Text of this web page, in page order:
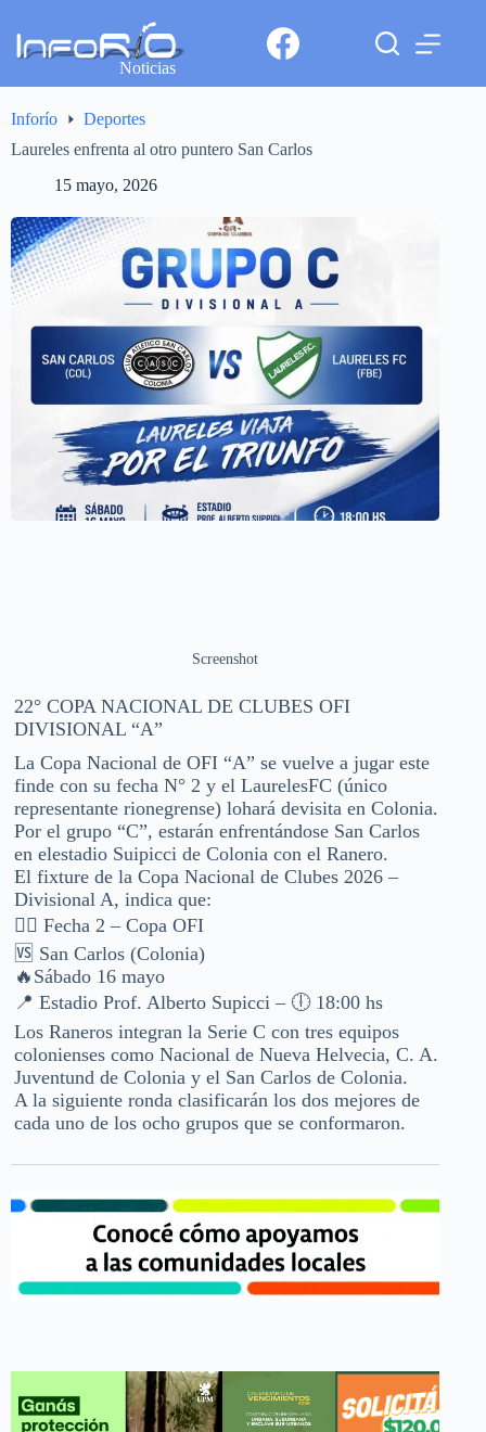
Noticias
Inforío
Deportes
Laureles enfrenta al otro puntero San Carlos
15 mayo, 2026
Screenshot
22° COPA NACIONAL DE CLUBES OFI
DIVISIONAL “A”
La Copa Nacional de OFI “A” se vuelve a jugar este
finde con su fecha N° 2 y el LaurelesFC (único
representante rionegrense) lohará devisita en Colonia.
Por el grupo “C”, estarán enfrentándose San Carlos
en elestadio Suipicci de Colonia con el Ranero.
El fixture de la Copa Nacional de Clubes 2026 –
Divisional A, indica que:
👉🏽 Fecha 2 – Copa OFI
🆚 San Carlos (Colonia)
🔥Sábado 16 mayo
📍 Estadio Prof. Alberto Supicci – 🕕 18:00 hs
Los Raneros integran la Serie C con tres equipos
colonienses como Nacional de Nueva Helvecia, C. A.
Juventund de Colonia y el San Carlos de Colonia.
A la siguiente ronda clasificarán los dos mejores de
cada uno de los ocho grupos que se conformaron.